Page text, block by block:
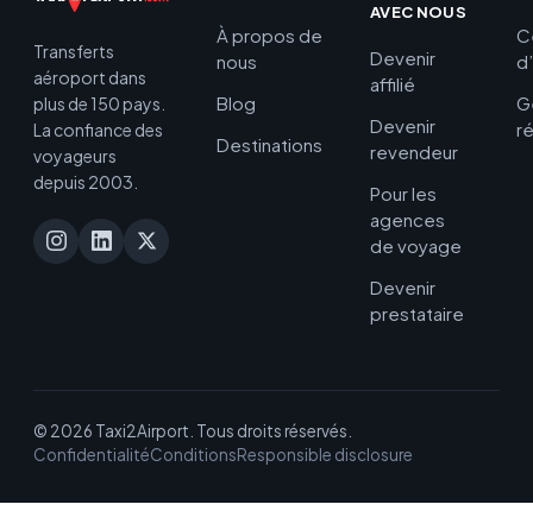
Transferts
aéroport dans
plus de 150 pays.
La confiance des
voyageurs
depuis 2003.
À propos de
nous
Blog
Destinations
AVEC NOUS
Devenir
affilié
Devenir
revendeur
Pour les
agences
de voyage
Devenir
prestataire
© 2026 Taxi2Airport. Tous droits réservés.
ConfidentialitéConditionsResponsible disclosure